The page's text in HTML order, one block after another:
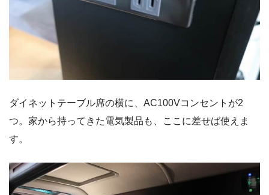
ダイネットテーブル席の横に、AC100Vコンセントが2
つ。家から持ってきた電気製品も、ここに差せば使えま
す。